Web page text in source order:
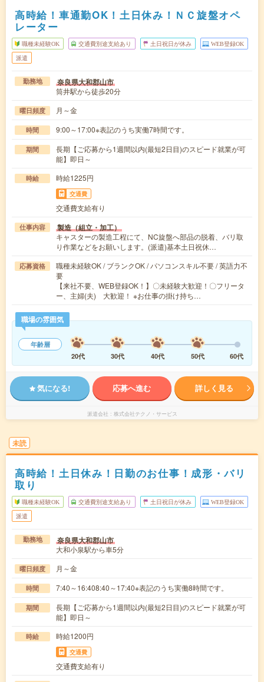
高時給！車通勤OK！土日休み！ＮＣ旋盤オペ
レーター
職種未経験OK 交通費別途支給あり 土日祝日が休み WEB登録OK
派遣
勤務地 奈良県大和郡山市
筒井駅から徒歩20分
曜日頻度 月～金
時間 9:00～17:00※表記のうち実働7時間です。
期間
長期【ご応募から1週間以内(最短2日目)のスピード就業が可
能】即日～
時給 時給1225円
交通費
交通費支給有り
仕事内容 製造（組立・加工）
キャスターの製造工程にて、NC旋盤へ部品の脱着、バリ取
り作業などをお願いします。(派遣)基本土日祝休…
応募資格
職種未経験OK / ブランクOK / パソコンスキル不要 / 英語力不
要
【来社不要、WEB登録OK！】〇未経験大歓迎！〇フリータ
ー、主婦(夫) 大歓迎！ ※お仕事の掛け持ち…
職場の雰囲気
年齢層
20代
30代 40代 50代 60代
気になる! 応募へ進む 詳しく見る
派遣会社 株式会社テクノ・サービス
未読
高時給！土日休み！日勤のお仕事！成形・バリ
取り
職種未経験OK 交通費別途支給あり 土日祝日が休み WEB登録OK
派遣
勤務地 奈良県大和郡山市
大和小泉駅から車5分
曜日頻度 月～金
時間 7:40～16:408:40～17:40※表記のうち実働8時間です。
期間
長期【ご応募から1週間以内(最短2日目)のスピード就業が可
能】即日～
時給 時給1200円
交通費
交通費支給有り